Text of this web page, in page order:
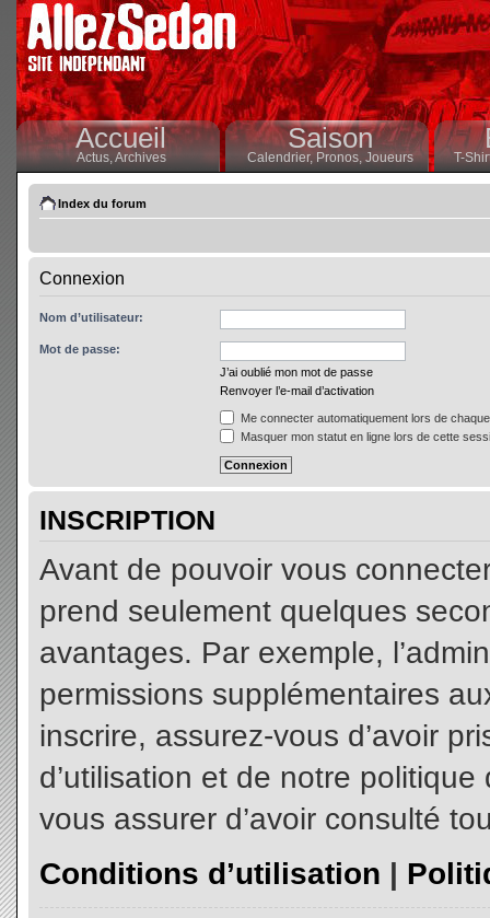
Accueil
Actus,Archives
Saison
Calendrier,Pronos, Joueurs T-
Index du forum
Connexion
Nom d’utilisateur:
Mot de passe:
J’ai oublié mon mot de passe
Renvoyer l’e-mail d’activation
Me connecter automatiquement lors de
Masquer mon statut en ligne lors de cette
INSCRIPTION
Avant de pouvoir vous
prend seulement quelques
avantages. Par exemple,
permissions supplémentaires
inscrire, assurez-vous d’avoir
d’utilisation et de notre
vous assurer d’avoir consulté
Conditions d’utilisation |